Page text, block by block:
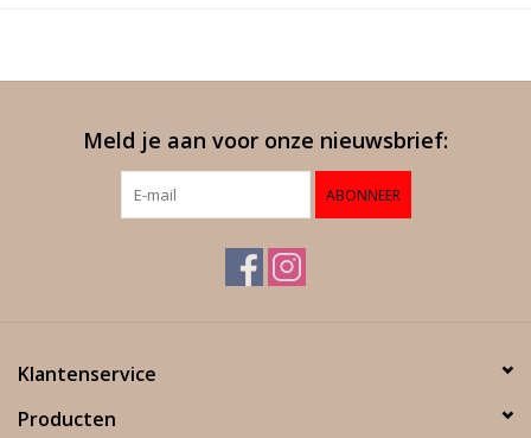
Meld je aan voor onze nieuwsbrief:
ABONNEER
Klantenservice
Producten